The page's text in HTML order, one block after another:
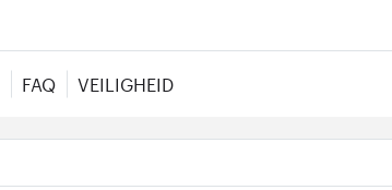
FAQ VEILIGHEID